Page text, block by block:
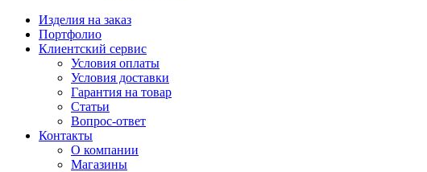
Изделия на заказ
Портфолио
Клиентский сервис
Условия оплаты
Условия доставки
Гарантия на товар
Статьи
Вопрос-ответ
Контакты
О компании
Магазины